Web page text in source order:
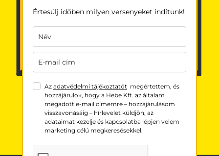
Értesülj időben milyen versenyeket indítunk!
Az adatvédelmi tájékoztatótmegértettem, és
hozzájárulok, hogy a Hebe Kft. az általam
megadott e-mail címemre – hozzájárulásom
visszavonásáig – hírlevelet küldjön, az
adataimat kezelje és kapcsolatba lépjen velem
marketing célú megkeresésekkel.